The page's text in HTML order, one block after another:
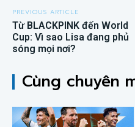
PREVIOUS ARTICLE
Từ BLACKPINK đến World
Cup: Vì sao Lisa đang phủ
sóng mọi nơi?
Cùng chuyên